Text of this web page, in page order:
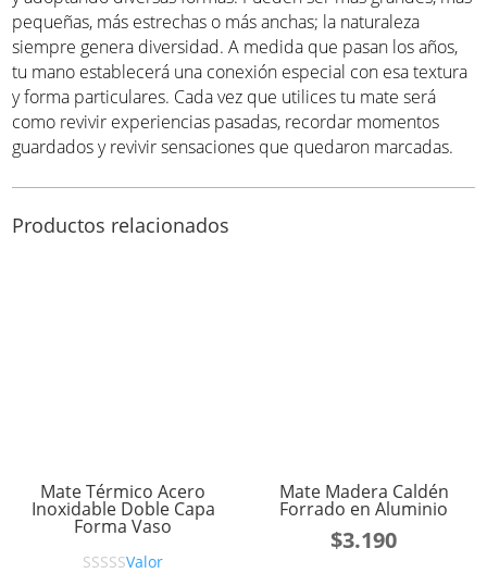
pequeñas, más estrechas o más anchas; la naturaleza
siempre genera diversidad. A medida que pasan los años,
tu mano establecerá una conexión especial con esa textura
y forma particulares. Cada vez que utilices tu mate será
como revivir experiencias pasadas, recordar momentos
guardados y revivir sensaciones que quedaron marcadas.
Productos relacionados
Mate Térmico Acero
Inoxidable Doble Capa
Forma Vaso
Valor
Mate Madera Caldén
Forrado en Aluminio
$3.190